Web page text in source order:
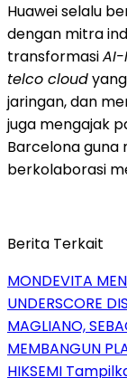
Huawei selalu
dengan mitra
transformasi
telco cloud
jaringan, dan
juga mengajak
Barcelona guna
berkolaborasi
Berita Terkait
MONDEVITA
UNDERSCORE
MAGLIANO,
MEMBANGUN
HIKSEMI